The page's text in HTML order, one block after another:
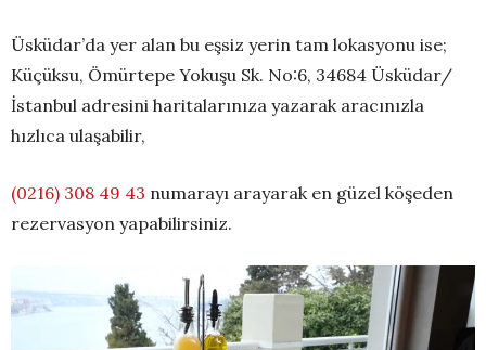
Üsküdar’da yer alan bu eşsiz yerin tam lokasyonu ise;
Küçüksu, Ömürtepe Yokuşu Sk. No:6, 34684 Üsküdar/
İstanbul adresini haritalarınıza yazarak aracınızla
hızlıca ulaşabilir,
(0216) 308 49 43 numarayı arayarak en güzel köşeden
rezervasyon yapabilirsiniz.